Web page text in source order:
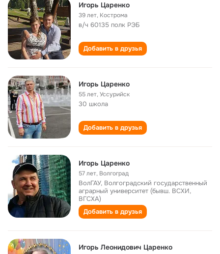
Игорь Царенко
39 лет, Кострома
в/ч 60135 полк РЭБ
Добавить в друзья
Игорь Царенко
55 лет,Уссурийск
30 школа
Добавить в друзья
Игорь Царенко
57 лет, Волгоград
ВолГАУ, Волгоградский государственный
аграрный университет (бывш. ВСХИ,
ВГСХА)
Добавить в друзья
Игорь Леонидович Царенко